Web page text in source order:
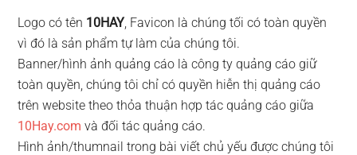
Logo có tên 10HAY, Favicon là chúng tối có toàn quyền
vì đó là sản phẩm tự làm của chúng tôi.
Banner/hình ảnh quảng cáo là công ty quảng cáo giữ
toàn quyền, chúng tôi chỉ có quyền hiễn thị quảng cáo
trên website theo thỏa thuận hợp tác quảng cáo giữa
10Hay.com và đối tác quảng cáo.
Hình ảnh/thumnail trong bài viết chủ yếu được chúng tôi